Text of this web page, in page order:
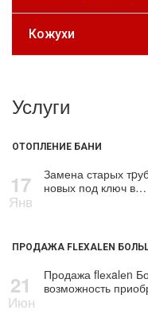
Кожухи
Услуги
ОТОПЛЕНИЕ БАНИ
17
Янв
Замена старых
новых под ключ в…
ПРОДАЖА FLEXALEN
21
Июн
Продажа flехalеn
возможность